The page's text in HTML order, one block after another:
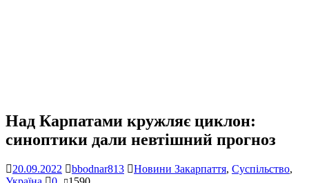
Над Карпатами кружляє циклон:
синоптики дали невтішний прогноз
20.09.2022 bbodnar813 Новини Закарпаття, Суспільство,